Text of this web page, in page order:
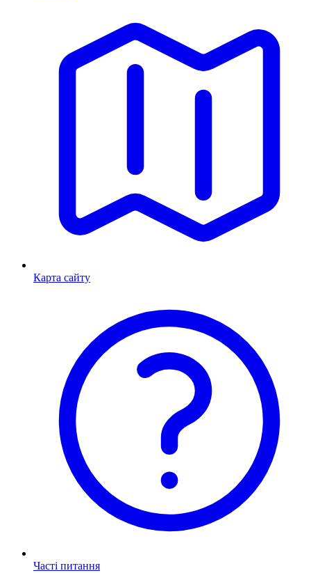
Карта сайту
Часті питання